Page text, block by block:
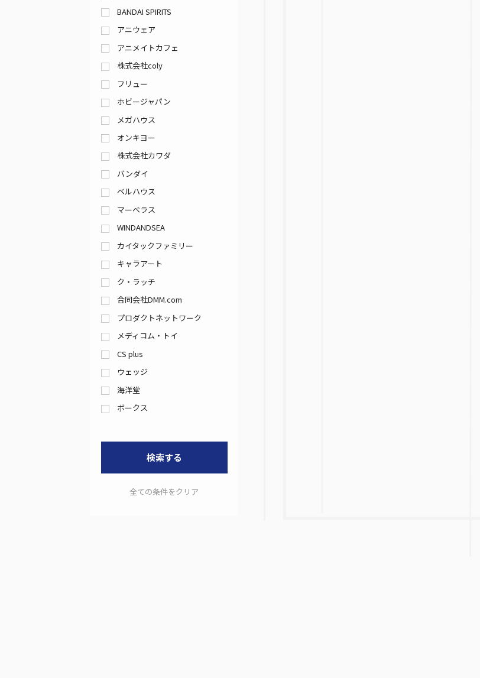
BANDAI SPIRITS
アニウェア
アニメイトカフェ
株式会社coly
フリュー
ホビージャパン
メガハウス
オンキヨー
株式会社カワダ
バンダイ
ベルハウス
マーベラス
WINDANDSEA
カイタックファミリー
キャラアート
ク・ラッチ
合同会社DMM.com
プロダクトネットワーク
メディコム・トイ
CS plus
ウェッジ
海洋堂
ボークス
検索する
全ての条件をクリア